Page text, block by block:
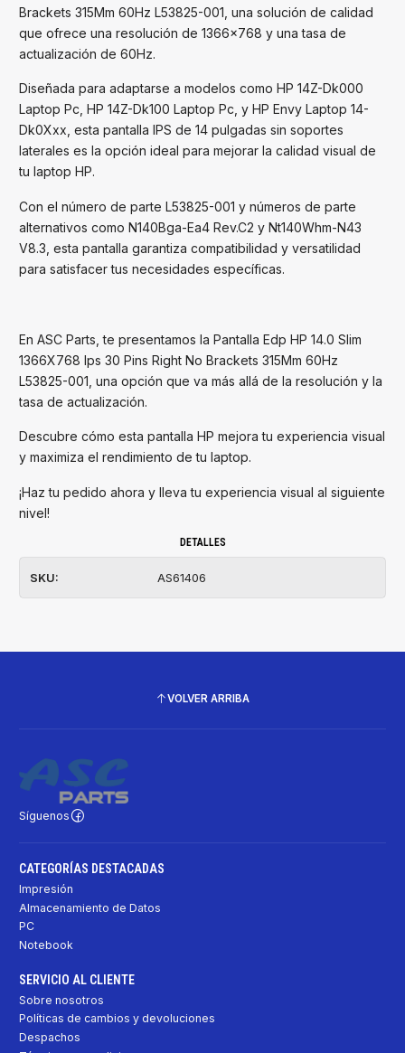
Brackets 315Mm 60Hz L53825-001, una solución de calidad
que ofrece una resolución de 1366x768 y una tasa de
actualización de 60Hz.
Diseñada para adaptarse a modelos como HP 14Z-Dk000
Laptop Pc, HP 14Z-Dk100 Laptop Pc, y HP Envy Laptop 14-
Dk0Xxx, esta pantalla IPS de 14 pulgadas sin soportes
laterales es la opción ideal para mejorar la calidad visual de
tu laptop HP.
Con el número de parte L53825-001 y números de parte
alternativos como N140Bga-Ea4 Rev.C2 y Nt140Whm-N43
V8.3, esta pantalla garantiza compatibilidad y versatilidad
para satisfacer tus necesidades específicas.
En ASC Parts, te presentamos la Pantalla Edp HP 14.0 Slim
1366X768 Ips 30 Pins Right No Brackets 315Mm 60Hz
L53825-001, una opción que va más allá de la resolución y la
tasa de actualización.
Descubre cómo esta pantalla HP mejora tu experiencia visual
y maximiza el rendimiento de tu laptop.
¡Haz tu pedido ahora y lleva tu experiencia visual al siguiente
nivel!
DETALLES
SKU: AS61406
VOLVER ARRIBA
Síguenos
CATEGORÍAS DESTACADAS
Impresión
Almacenamiento de Datos
PC
Notebook
SERVICIO AL CLIENTE
Sobre nosotros
Políticas de cambios y devoluciones
Despachos